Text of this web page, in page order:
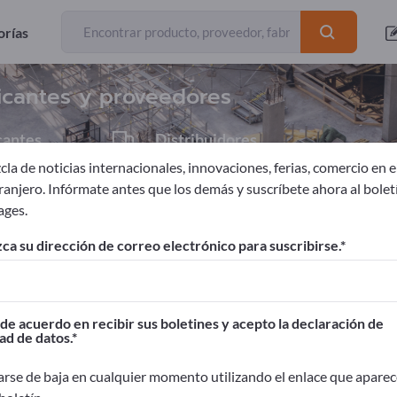
y proveedores
Distribuidores
5
Exportadores
33
comerciales >> Empiece aquí
en Exportpages.
publicar aquí
de noticias internacionales, innovaciones, ferias, comercio en
Infórmate antes que los demás y suscríbete ahora al
su dirección de correo electrónico para suscribirse.
acuerdo en recibir sus boletines y acepto la declaración de
de datos.
de baja en cualquier momento utilizando el enlace que